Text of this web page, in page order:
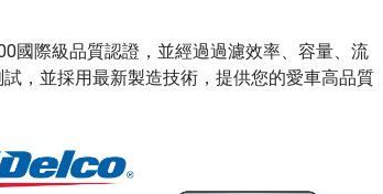
國際級品質認證，並經過過濾效率、容量、流
，並採用最新製造技術，提供您的愛車高品質